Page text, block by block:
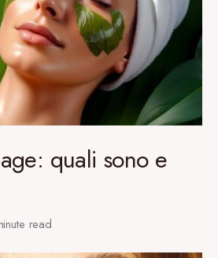
quali sono e
read